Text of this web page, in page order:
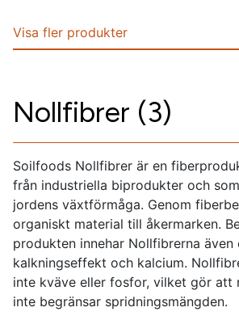
Visa fler produkter
Nollfibrer (3)
Soilfoods Nollfibrer är en
från industriella biprodukter och
jordens växtförmåga. Genom
organiskt material till åkermarken.
produkten innehar Nollfibrerna även
kalkningseffekt och kalcium.
inte kväve eller fosfor, vilket gör att
inte begränsar spridningsmängden.